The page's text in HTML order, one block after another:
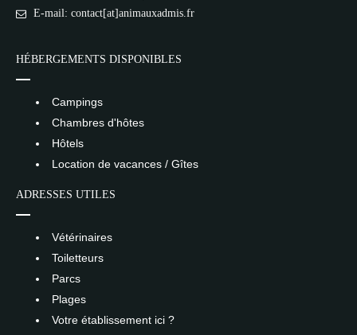
E-mail: contact[at]animauxadmis.fr
HÉBERGEMENTS DISPONIBLES
Campings
Chambres d'hôtes
Hôtels
Location de vacances / Gîtes
ADRESSES UTILES
Vétérinaires
Toiletteurs
Parcs
Plages
Votre établissement ici ?